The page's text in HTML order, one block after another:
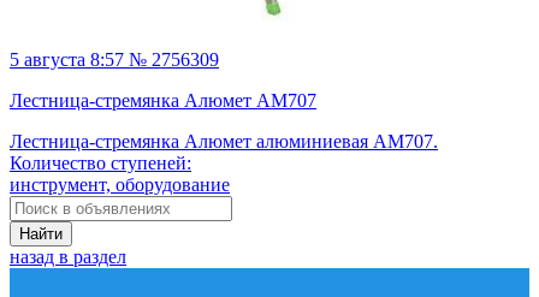
5 августа 8:57 № 2756309
Лестница-стремянка Алюмет AM707
Лестница-стремянка Алюмет алюминиевая AM707.
Количество ступеней:
инструмент, оборудование
Найти
назад в раздел